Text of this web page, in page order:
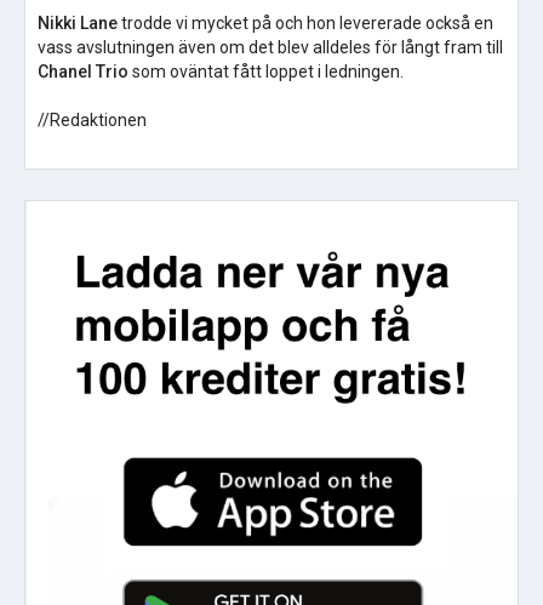
Nikki Lanetrodde vi mycket på och hon levererade också en
vass avslutningen även om det blev alldeles för långt fram till
Chanel Trio som oväntat fått loppet i ledningen.
//Redaktionen